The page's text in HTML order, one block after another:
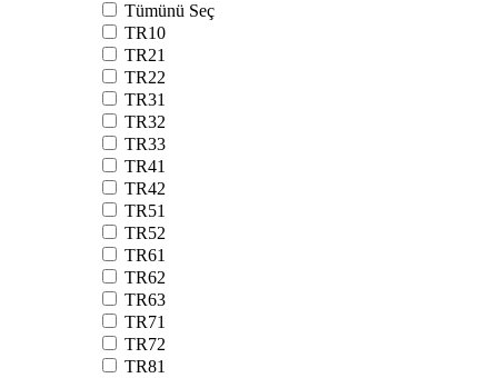
Tümünü Seç
TR10
TR21
TR22
TR31
TR32
TR33
TR41
TR42
TR51
TR52
TR61
TR62
TR63
TR71
TR72
TR81